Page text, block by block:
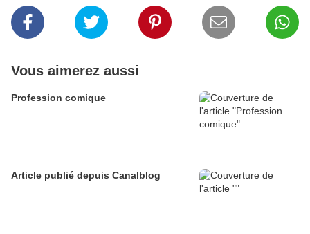
Vous aimerez aussi
Profession comique
Article publié depuis Canalblog